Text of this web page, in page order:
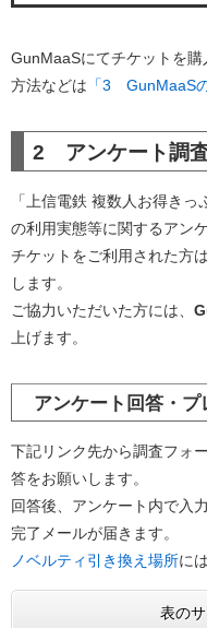
GunMaaSにてチケットを
方法などは 「3 GunMaaS
2 アンケート調
「上信電鉄 複数人お得き
の利用実態等に関するアン
チケットをご利用された方
します。
ご協力いただいた方には、
上げます。
アンケート回答・
下記リンク先から調査フォ
答をお願いします。
回答後、アンケート内で入
完了メールが届きます。
ノベルティ引き換え場所に
表の